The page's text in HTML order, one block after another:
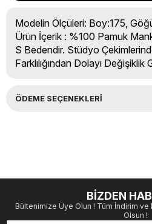
Modelin Ölçüleri: Boy:175,
Ürün İçerik : %100 Pamuk
S Bedendir. Stüdyo
Farklılığından Dolayı Değişiklik
ÖDEME SEÇENEKLERI
BİZDEN
Bültenimize Üye Olun ! Tüm İndirim ve
Olsun !